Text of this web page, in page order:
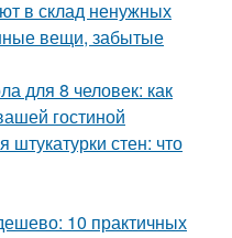
в склад ненужных
вещи, забытые
для 8 человек: как
гостиной
стен: что
10 практичных